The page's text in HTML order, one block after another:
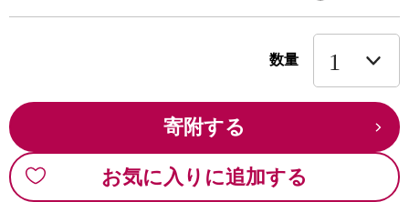
数量
寄附する
お気に入りに追加する